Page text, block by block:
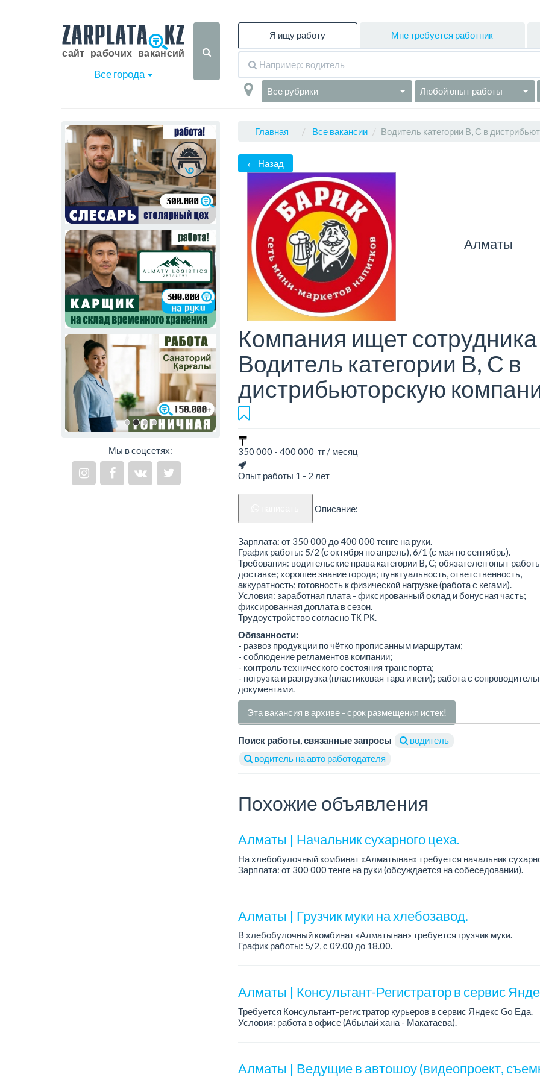
Все города
Я ищу работу Мне требуется работник
Все рубрики Любой опыт работы
Мы в соцсетях:
Главная Все вакансии Водитель категории В, С в
← Назад
Алматы
Компания ищет сотрудника
Водитель категории В, С в
дистрибьюторскую
350 000 - 400 000 тг / месяц
Опыт работы 1 - 2 лет
Описание:
Зарплата: от 350 000 до 400 000 тенге на руки.
График работы: 5/2 (с октября по апрель), 6/1 (с мая по сентябрь).
Требования: водительские права категории B, C; обязателен опыт
доставке; хорошее знание города; пунктуальность, ответственность,
аккуратность; готовность к физической нагрузке (работа с кегами).
Условия: заработная плата - фиксированный оклад и бонусная часть;
фиксированная доплата в сезон.
Трудоустройство согласно ТК РК.
Обязанности:
- развоз продукции по чётко прописанным маршрутам;
- соблюдение регламентов компании;
- контроль технического состояния транспорта;
- погрузка и разгрузка (пластиковая тара и кеги); работа с
документами.
Эта вакансия в архиве - срок размещения истек!
Поиск работы, связанные запросы
водитель
водитель на авто работодателя
Похожие объявления
Алматы | Начальник сухарного цеха.
На хлебобулочный комбинат «Алматынан» требуется начальник
Зарплата: от 300 000 тенге на руки (обсуждается на собеседовании).
Алматы | Грузчик муки на хлебозавод.
В хлебобулочный комбинат «Алматынан» требуется грузчик муки.
График работы: 5/2, с 09.00 до 18.00.
Алматы | Консультант-Регистратор в сервис
Требуется Консультант-регистратор курьеров в сервис Яндекс Go Еда.
Условия: работа в офисе (Абылай хана - Макатаева).
Алматы | Ведущие в автошоу (видеопроект,